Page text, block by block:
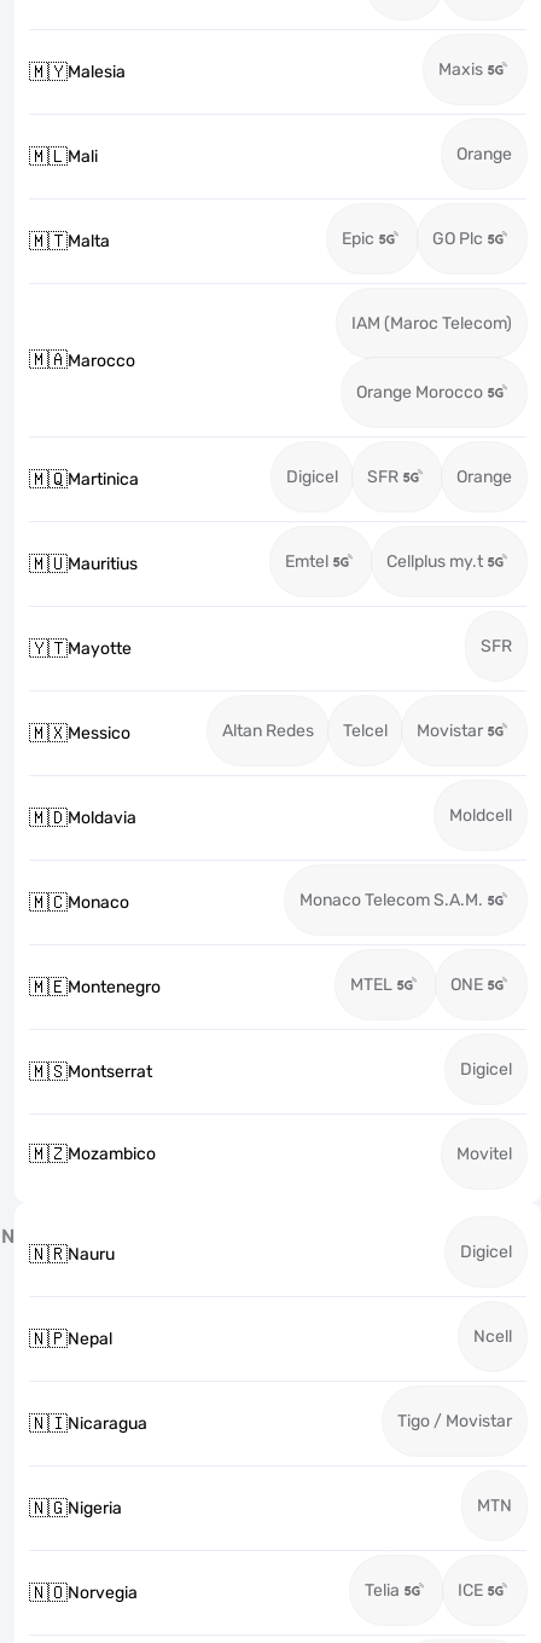
🇲🇾Malesia Maxis
🇲🇱Mali Orange
🇲🇹Malta Epic GO Plc
🇲🇦Marocco
IAM (Maroc Telecom)
Orange Morocco
🇲🇶Martinica Digicel SFR Orange
🇲🇺Mauritius Emtel Cellplus my.t
🇾🇹Mayotte SFR
🇲🇽Messico Altan Redes Telcel Movistar
🇲🇩Moldavia Moldcell
🇲🇨Monaco Monaco Telecom S.A.M.
🇲🇪Montenegro MTEL ONE
🇲🇸Montserrat Digicel
🇲🇿Mozambico Movitel
N
🇳🇷Nauru Digicel
🇳🇵Nepal Ncell
🇳🇮Nicaragua Tigo / Movistar
🇳🇬Nigeria MTN
🇳🇴Norvegia Telia ICE